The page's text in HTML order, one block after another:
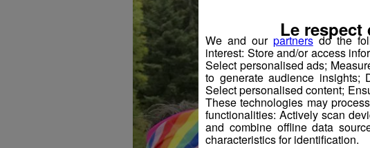
We and our partnersdo the
interest: Store and/or access
Select personalised ads;
to generate audience insights;
Select personalised content;
These technologies may
functionalities: Actively scan
and combine offline data
characteristics for identification.
Le